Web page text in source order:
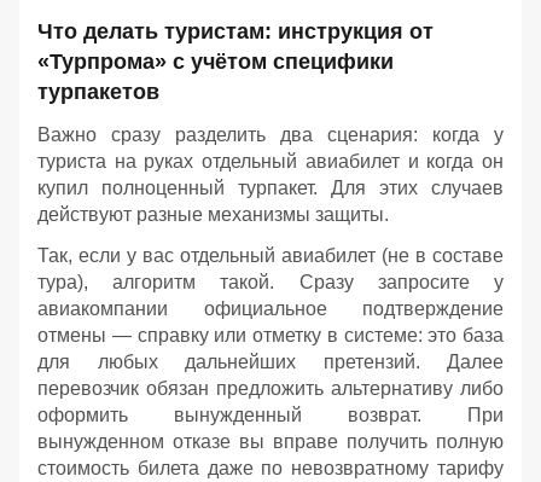
Что делать туристам: инструкция от
«Турпрома» с учётом специфики
турпакетов
Важно сразу разделить два сценария: когда у
туриста на руках отдельный авиабилет и когда он
купил полноценный турпакет. Для этих случаев
действуют разные механизмы защиты.
Так, если у вас отдельный авиабилет (не в составе
тура), алгоритм такой. Сразу запросите у
авиакомпании официальное подтверждение
отмены — справку или отметку в системе: это база
для любых дальнейших претензий. Далее
перевозчик обязан предложить альтернативу либо
оформить вынужденный возврат. При
вынужденном отказе вы вправе получить полную
стоимость билета даже по невозвратному тарифу